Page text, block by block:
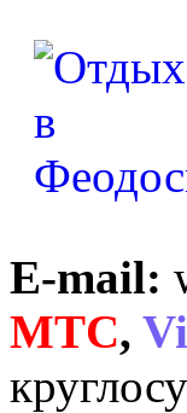
E-mail:
MTC,